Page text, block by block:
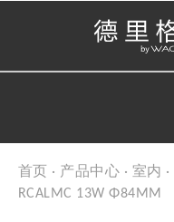
当前位置
首页 · 产品中心 · 室内 ·
RCALMC 13W Φ84MM